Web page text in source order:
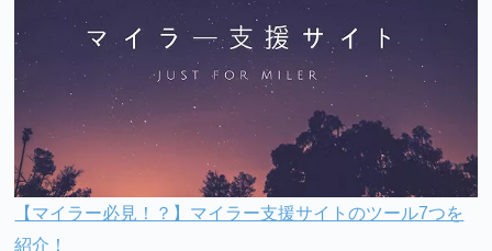
【マイラー必見！？】マイラー支援サイトのツール7つを
紹介！